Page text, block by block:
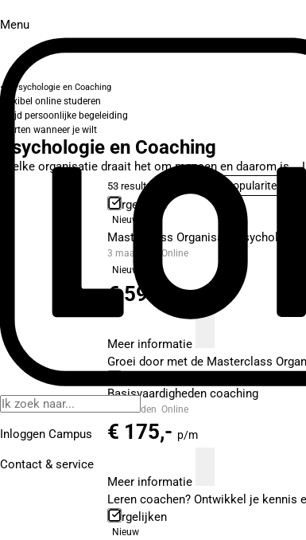
Menu
Inloggen Campus
Contact & service
Psychologie en Coaching
Flexibel online studeren
Altijd persoonlijke begeleiding
Starten wanneer je wilt
Psychologie en Coaching
In elke organisatie draait het om mensen en daarom is...
53 resultaten
Vergelijken
Nieuw
Masterclass Organisatiepsychologie
3 maanden
Online
Nieuw
€ 599,-
Meer informatie
Groei door met de Masterclass
Basisvaardigheden coaching
4 maanden Online
€ 175,- p/m
Meer informatie
Leren coachen? Ontwikkel je kennis
Vergelijken
Nieuw